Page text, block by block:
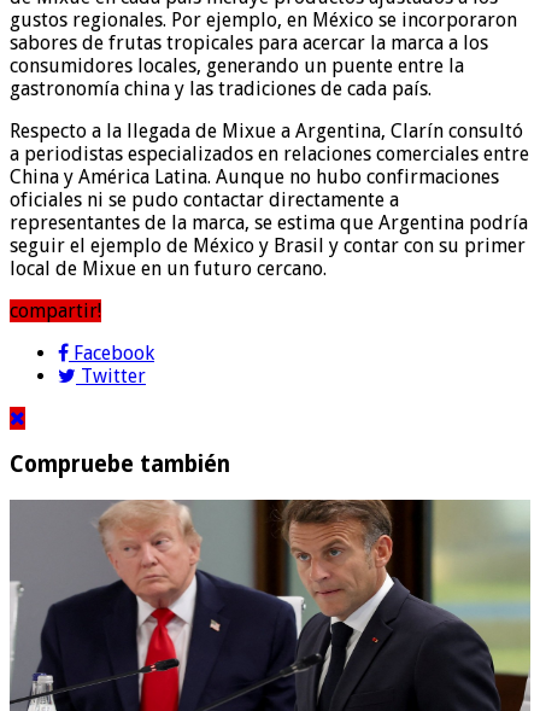
gustos regionales. Por ejemplo, en México se incorporaron
sabores de frutas tropicales para acercar la marca a los
consumidores locales, generando un puente entre la
gastronomía china y las tradiciones de cada país.
Respecto a la llegada de Mixue a Argentina, Clarín consultó
a periodistas especializados en relaciones comerciales entre
China y América Latina. Aunque no hubo confirmaciones
oficiales ni se pudo contactar directamente a
representantes de la marca, se estima que Argentina podría
seguir el ejemplo de México y Brasil y contar con su primer
local de Mixue en un futuro cercano.
compartir!
Facebook
Twitter
Compruebe también